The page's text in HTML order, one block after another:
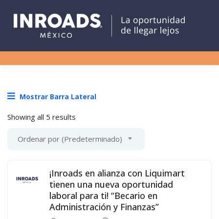
Mostrar Barra Lateral
Showing all 5 results
Ordenar por (Predeterminado)
¡Inroads en alianza con Liquimart
tienen una nueva oportunidad
laboral para ti! “Becario en
Administración y Finanzas”